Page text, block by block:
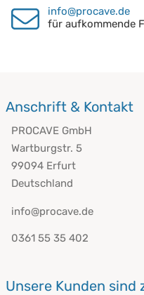
info@procave.de
für aufkommende
Anschrift & Kontakt
PROCAVE GmbH
Wartburgstr. 5
99094 Erfurt
Deutschland
info@procave.de
0361 55 35 402
Unsere Kunden sind